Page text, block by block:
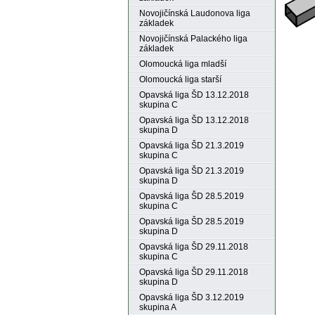
Novojičínská Laudonova liga
základek
Novojičínská Palackého liga
základek
Olomoucká liga mladší
Olomoucká liga starší
Opavská liga ŠD 13.12.2018
skupina C
Opavská liga ŠD 13.12.2018
skupina D
Opavská liga ŠD 21.3.2019
skupina C
Opavská liga ŠD 21.3.2019
skupina D
Opavská liga ŠD 28.5.2019
skupina C
Opavská liga ŠD 28.5.2019
skupina D
Opavská liga ŠD 29.11.2018
skupina C
Opavská liga ŠD 29.11.2018
skupina D
Opavská liga ŠD 3.12.2019
skupina A